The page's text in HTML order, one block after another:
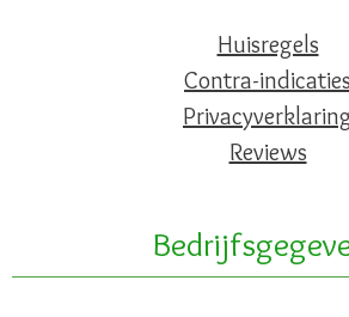
Huisregels
Contra-indicaties
Reviews